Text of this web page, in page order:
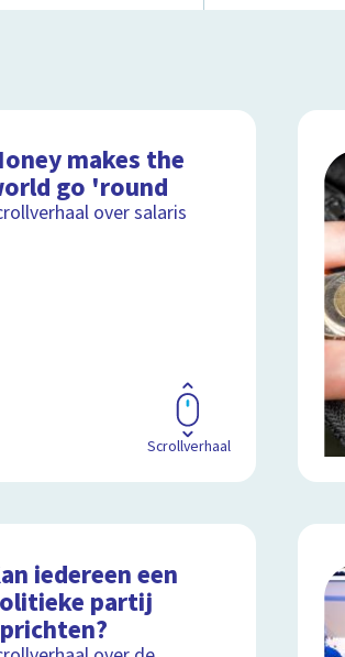
makes the
go 'round
over salaris
Scrollverhaal
iedereen een
partij